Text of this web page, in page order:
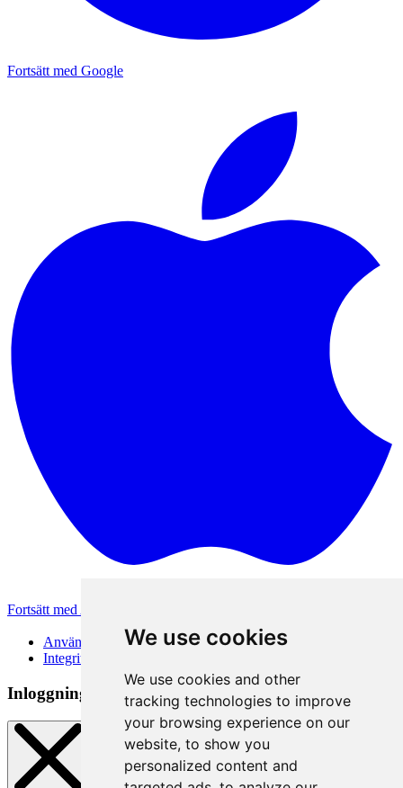
We use cookies
We use cookies and other
tracking technologies to improve
your browsing experience on our
website, to show you
personalized content and
Fortsätt med Google
Fortsätt med Apple
Användarvillkor
Integritetspolicy
Inloggningsmetod